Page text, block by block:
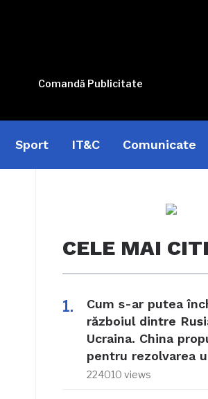
Comandă Publicitate
Sport IT&C Comunicate
CELE MAI
Cum s-ar putea
războiul dintre
Ucraina. China
pentru rezolvarea
224010 views